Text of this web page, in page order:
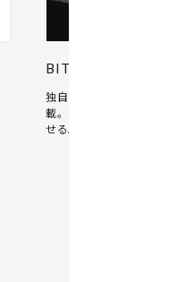
BITING FACE 2.0
独自のスリップレスバ
載。滑りやすい局面で
せる。